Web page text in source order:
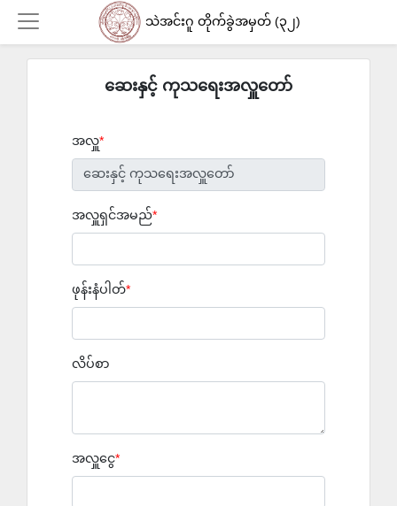
သဲအင်းဂူ တိုက်ခွဲအမှတ် (၃၂)
Login
ဆေးနှင့် ကုသရေးအလှူတော်
အလှူ
အလှူရှင်အမည်
ဖုန်းနံပါတ်
လိပ်စာ
အလှူငွေ